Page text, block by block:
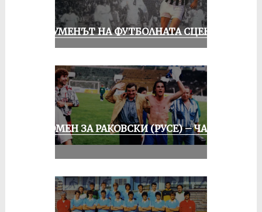
ШОУМЕНЪТ НА ФУТБОЛНАТА СЦЕНА
СПОМЕН ЗА РАКОВСКИ (РУСЕ) – ЧАСТ